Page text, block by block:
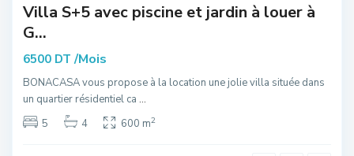
Villa S+5 avec piscine et jardin à louer à
G...
6500 DT /Mois
BONACASA vous propose à la location une jolie villa située dans
un quartier résidentiel ca ...
5
4 600 m2